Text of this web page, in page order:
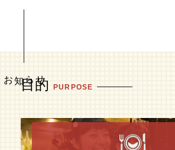
目的 PURPOSE